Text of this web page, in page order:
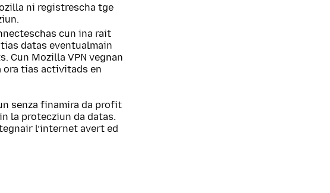
ni registrescha tge
cun ina rait
tias datas eventualmain
Cun Mozilla VPN vegnan
ora tias activitads en
senza finamira da profit
la protecziun da datas.
l’internet avert ed